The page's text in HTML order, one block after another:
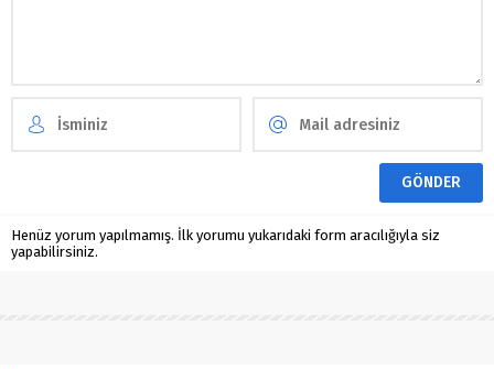
Henüz yorum yapılmamış. İlk yorumu yukarıdaki form aracılığıyla siz
yapabilirsiniz.